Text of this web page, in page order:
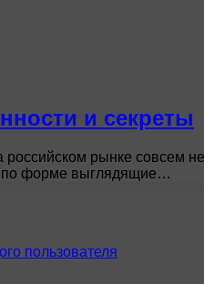
и секреты
рынке совсем
по форме выглядящие…
пользователя